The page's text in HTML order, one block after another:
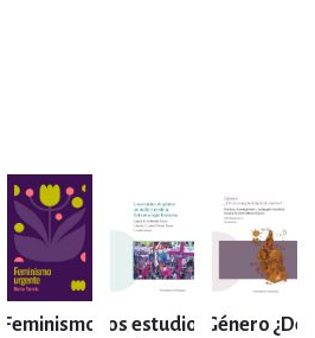
Feminismo
Los estudios
Género ¿De